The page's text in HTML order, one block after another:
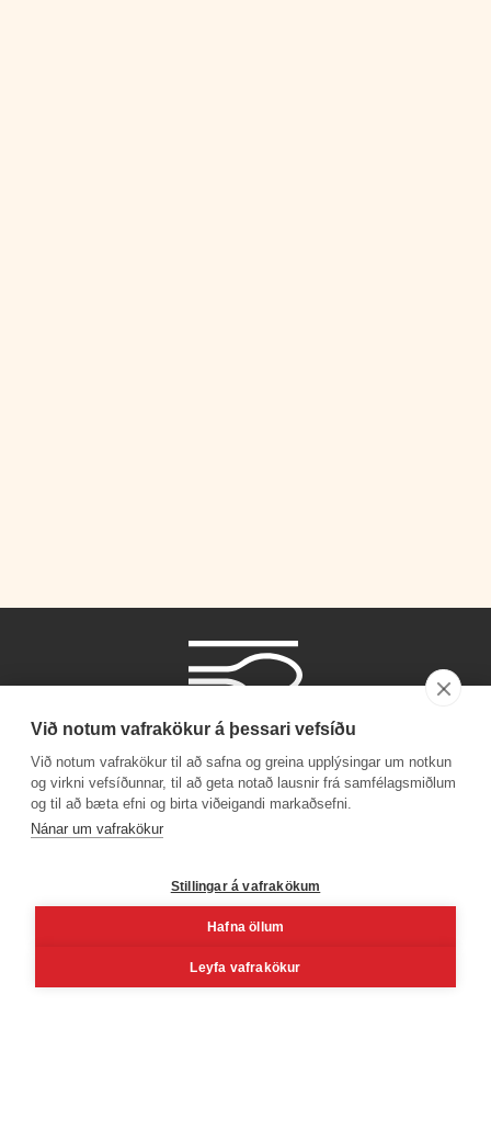
Við notum vafrakökur á þessari vefsíðu
Við notum vafrakökur til að safna og greina upplýsingar um notkun
og virkni vefsíðunnar, til að geta notað lausnir frá samfélagsmiðlum
og til að bæta efni og birta viðeigandi markaðsefni.
Nánar um vafrakökur
Stillingar á vafrakökum
Hafna öllum
Leyfa vafrakökur
Símanúmer